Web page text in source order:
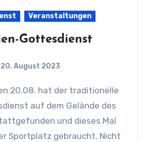
Veranstaltungen
Gottesdienst
20. August 2023
auf dem Gelände des
und dieses Mal
Sportplatz gebraucht. Nicht